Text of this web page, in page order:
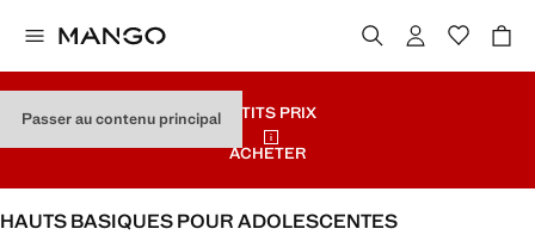
Passer au contenu principalPETITS PRIX
ACHETER
HAUTS BASIQUES POUR ADOLESCENTES